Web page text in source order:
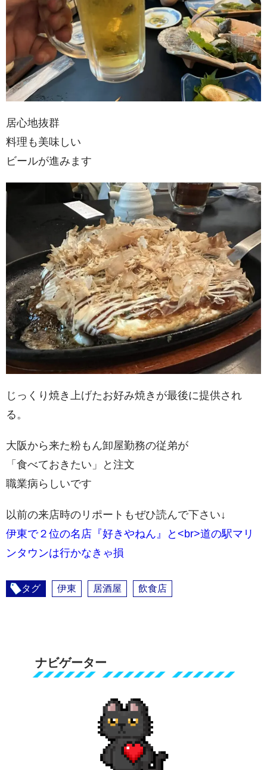
居心地抜群
料理も美味しい
ビールが進みます
じっくり焼き上げたお好み焼きが最後に提供され
る。
大阪から来た粉もん卸屋勤務の従弟が
「食べておきたい」と注文
職業病らしいです
以前の来店時のリポートもぜひ読んで下さい↓
伊東で２位の名店『好きやねん』と<br>道の駅マリ
ンタウンは行かなきゃ損
タグ 伊東 居酒屋 飲食店
ナビゲーター